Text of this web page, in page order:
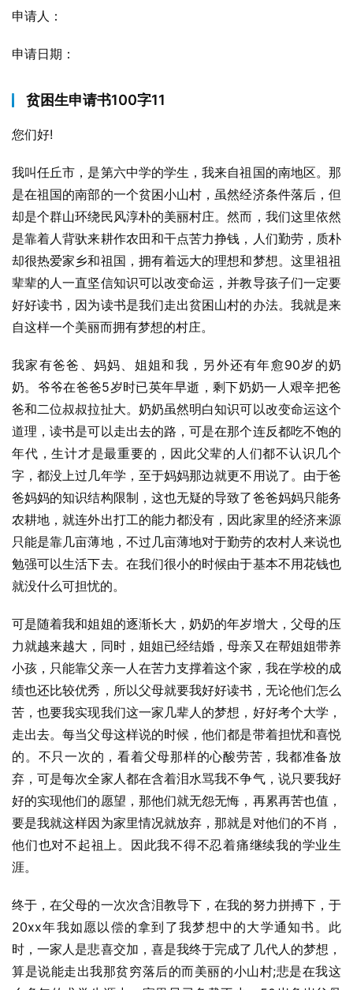
申请人：
申请日期：
贫困生申请书100字11
您们好!
我叫任丘市，是第六中学的学生，我来自祖国的南地区。那
是在祖国的南部的一个贫困小山村，虽然经济条件落后，但
却是个群山环绕民风淳朴的美丽村庄。然而，我们这里依然
是靠着人背驮来耕作农田和干点苦力挣钱，人们勤劳，质朴
却很热爱家乡和祖国，拥有着远大的理想和梦想。这里祖祖
辈辈的人一直坚信知识可以改变命运，并教导孩子们一定要
好好读书，因为读书是我们走出贫困山村的办法。我就是来
自这样一个美丽而拥有梦想的村庄。
我家有爸爸、妈妈、姐姐和我，另外还有年愈90岁的奶
奶。爷爷在爸爸5岁时已英年早逝，剩下奶奶一人艰辛把爸
爸和二位叔叔拉扯大。奶奶虽然明白知识可以改变命运这个
道理，读书是可以走出去的路，可是在那个连反都吃不饱的
年代，生计才是最重要的，因此父辈的人们都不认识几个
字，都没上过几年学，至于妈妈那边就更不用说了。由于爸
爸妈妈的知识结构限制，这也无疑的导致了爸爸妈妈只能务
农耕地，就连外出打工的能力都没有，因此家里的经济来源
只能是靠几亩薄地，不过几亩薄地对于勤劳的农村人来说也
勉强可以生活下去。在我们很小的时候由于基本不用花钱也
就没什么可担忧的。
可是随着我和姐姐的逐渐长大，奶奶的年岁增大，父母的压
力就越来越大，同时，姐姐已经结婚，母亲又在帮姐姐带养
小孩，只能靠父亲一人在苦力支撑着这个家，我在学校的成
绩也还比较优秀，所以父母就要我好好读书，无论他们怎么
苦，也要我实现我们这一家几辈人的梦想，好好考个大学，
走出去。每当父母这样说的时候，他们都是带着担忧和喜悦
的。不只一次的，看着父母那样的心酸劳苦，我都准备放
弃，可是每次全家人都在含着泪水骂我不争气，说只要我好
好的实现他们的愿望，那他们就无怨无悔，再累再苦也值，
要是我就这样因为家里情况就放弃，那就是对他们的不肖，
他们也对不起祖上。因此我不得不忍着痛继续我的学业生
涯。
终于，在父母的一次次含泪教导下，在我的努力拼搏下，于
20xx年我如愿以偿的拿到了我梦想中的大学通知书。此
时，一家人是悲喜交加，喜是我终于完成了几代人的梦想，
算是说能走出我那贫穷落后的而美丽的小山村;悲是在我这